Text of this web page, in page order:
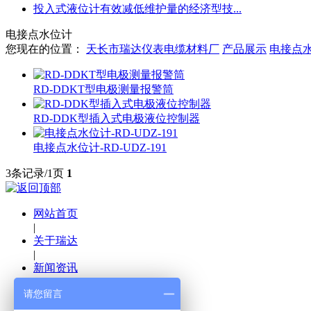
投入式液位计有效减低维护量的经济型技...
电接点水位计
您现在的位置： 天长市瑞达仪表电缆材料厂 产品展示 电接点
RD-DDKT型电极测量报警筒
RD-DDK型插入式电极液位控制器
电接点水位计-RD-UDZ-191
3条记录/1页 1
网站首页
|
关于瑞达
|
新闻资讯
|
产品展示
|
请您留言